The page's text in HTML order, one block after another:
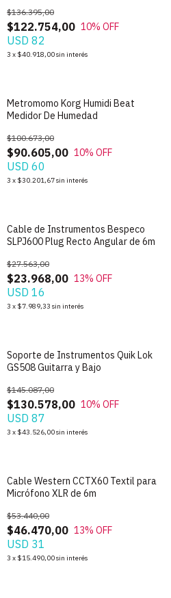
$122.754,00
$136.395,00
10% OFF
USD 82
3 x $40.918,00sin interés
Metromomo Korg Humidi Beat
Medidor De Humedad
$90.605,00
$100.673,00
10% OFF
USD 60
3 x $30.201,67sin interés
Cable de Instrumentos Bespeco
SLPJ600 Plug Recto Angular de 6m
$23.968,00
$27.563,00
13% OFF
USD 16
3 x $7.989,33 sin interés
Soporte de Instrumentos Quik Lok
GS508 Guitarra y Bajo
$130.578,00
$145.087,00
10% OFF
USD 87
3 x $43.526,00sin interés
Cable Western CCTX60 Textil para
Micrófono XLR de 6m
$46.470,00
$53.440,00
13% OFF
USD 31
3 x $15.490,00sin interés